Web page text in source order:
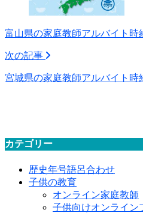
富山県の家庭教師アルバイト時
次の記事
宮城県の家庭教師アルバイト時
カテゴリー
歴史年号語呂合わせ
子供の教育
オンライン家庭教師
子供向けオンライン